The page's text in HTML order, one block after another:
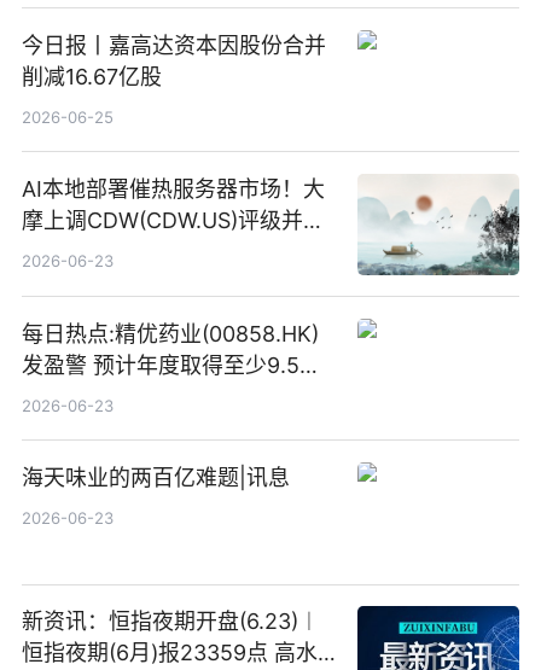
今日报丨嘉高达资本因股份合并
削减16.67亿股
2026-06-25
AI本地部署催热服务器市场！大
摩上调CDW(CDW.US)评级并看
高IBM(IBM.US)戴尔(DELL.US)
2026-06-23
每日热点:精优药业(00858.HK)
发盈警 预计年度取得至少9.5亿
港元的亏损 同比盈转亏
2026-06-23
海天味业的两百亿难题|讯息
2026-06-23
新资讯：恒指夜期开盘(6.23)︱
恒指夜期(6月)报23359点 高水